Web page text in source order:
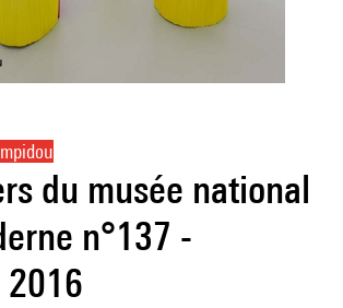
du musée national
n°137 -